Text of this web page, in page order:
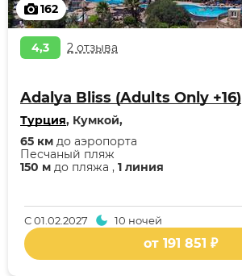
162
4,3 2 отзыва
Adalya Bliss (Adults Only +16)
Турция, Кумкой,
150 м до пляжа , 1 линия
Песчаный пляж
65 км до аэропорта
С01.02.2027 10 ночей
от 191 851 ₽